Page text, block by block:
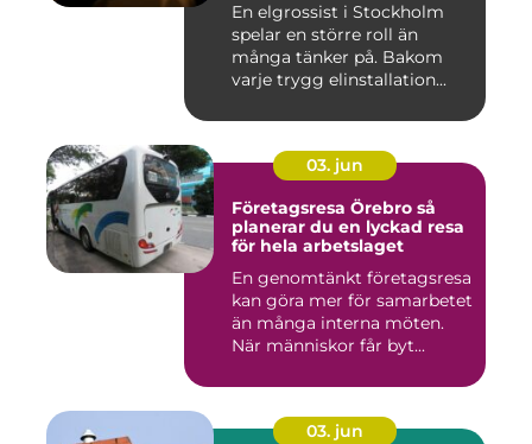
En elgrossist i Stockholm
spelar en större roll än
många tänker på. Bakom
varje trygg elinstallation...
03. jun
Företagsresa Örebro så
planerar du en lyckad resa
för hela arbetslaget
En genomtänkt företagsresa
kan göra mer för samarbetet
än många interna möten.
När människor får byt...
03. jun